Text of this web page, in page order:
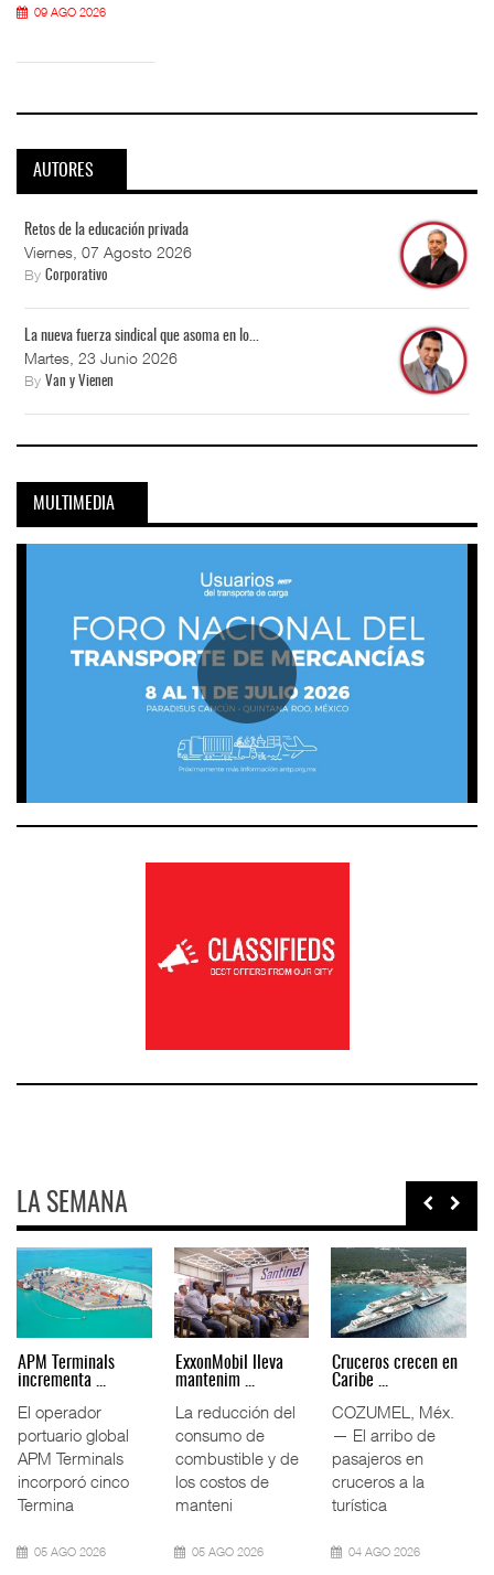
09 AGO 2026
AUTORES
Retos de la educación privada
Viernes, 07 Agosto 2026
By Corporativo
La nueva fuerza sindical que asoma en lo...
Martes, 23 Junio 2026
By Van y Vienen
MULTIMEDIA
LA SEMANA
Volkswagen Truck &
Bus da ...
Volkswagen Truck
& Bus México
(VWTBM) acordó
con la Cámara
Nac
09 AGO 2026
Intermodal impulsa
11.5% ...
El tráfico
ferroviario
mexicano creció
11.5% interanual
durante la
09 AGO 2026
APM Terminals
incrementa ...
El operador
portuario global
APM Terminals
incorporó cinco
Termina
05 AGO 2026